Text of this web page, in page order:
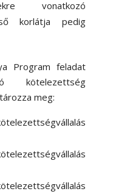
vonatkozó
korlátja pedig
Program feladat
kötelezettség
meg: